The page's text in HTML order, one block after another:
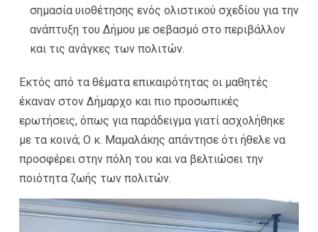
σημασία υιοθέτησης ενός ολιστικού σχεδίου για την
ανάπτυξη του Δήμου με σεβασμό στο περιβάλλον
και τις ανάγκες των πολιτών.
Εκτός από τα θέματα επικαιρότητας οι μαθητές
έκαναν στον Δήμαρχο και πιο προσωπικές
ερωτήσεις, όπως για παράδειγμα γιατί ασχολήθηκε
με τα κοινά; Ο κ. Μαμαλάκης απάντησε ότι ήθελε να
προσφέρει στην πόλη του και να βελτιώσει την
ποιότητα ζωής των πολιτών.